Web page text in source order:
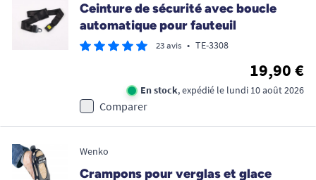
Ceinture de sécurité avec boucle
automatique pour fauteuil
23 avis • TE-3308
19,90 €
En stock, expédié le lundi 10 août 2026
Comparer
Wenko
Crampons pour verglas et glace